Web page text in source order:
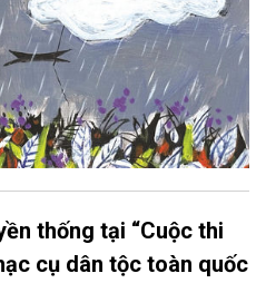
thống tại “Cuộc thi
cụ dân tộc toàn quốc